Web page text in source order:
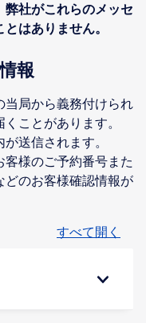
弊社がこれらのメッセ
はありません。
報
当局から義務付けられ
ことがあります。
送信されます。
様のご予約番号また
どのお客様確認情報が
すべて開く